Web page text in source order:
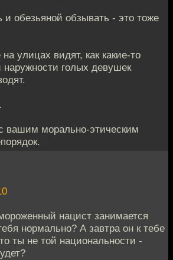
и обезьяной обзывать - это тоже
улицах видят, как какие-то
наружности голых девушек
вашим морально-этическим
нацист занимается
нормально? А завтра он к тебе
ты не той национальности -